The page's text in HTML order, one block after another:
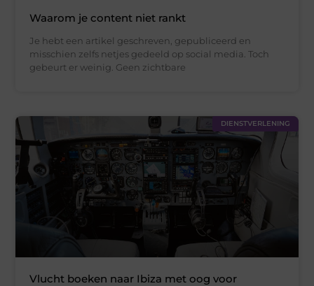
Waarom je content niet rankt
Je hebt een artikel geschreven, gepubliceerd en
misschien zelfs netjes gedeeld op social media. Toch
gebeurt er weinig. Geen zichtbare
DIENSTVERLENING
Vlucht boeken naar Ibiza met oog voor